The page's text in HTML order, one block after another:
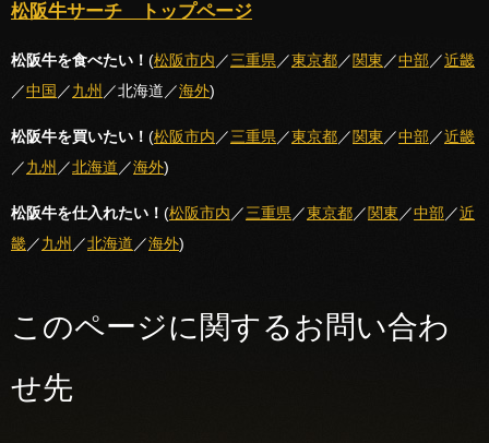
松阪牛サーチ トップページ
松阪牛を食べたい！ (松阪市内 ／三重県 ／東京都／関東 ／中部／近畿
／中国 ​／九州 ／北海道／海外)
松阪牛を買いたい！ (松阪市内 ／三重県 ／東京都／関東 ／中部／近畿
／九州 ／北海道 ／海外​)
松阪牛を仕入れたい！ (松阪市内 ／三重県 ／東京都／関東 ／中部／近
畿／九州 ／北海道 ／海外​)
このページに関するお問い合わ
せ先